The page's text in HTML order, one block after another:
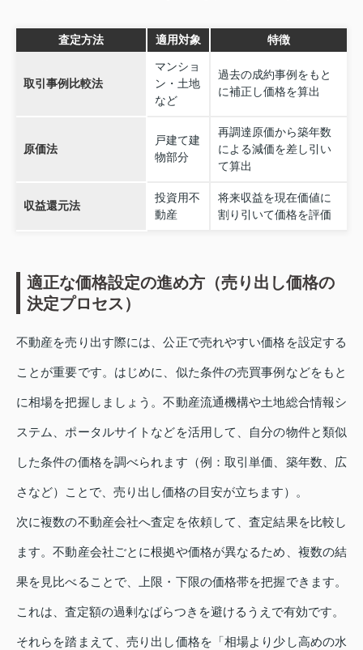
査定方法 適用対象 特徴
取引事例比較法
マンショ
ン・土地
など
過去の成約事例をもと
に補正し価格を算出
原価法
戸建て建
物部分
再調達原価から築年数
による減価を差し引い
て算出
収益還元法
投資用不
動産
将来収益を現在価値に
割り引いて価格を評価
適正な価格設定の進め方（売り出し価格の
決定プロセス）
不動産を売り出す際には、公正で売れやすい価格を設定する
ことが重要です。はじめに、似た条件の売買事例などをもと
に相場を把握しましょう。不動産流通機構や土地総合情報シ
ステム、ポータルサイトなどを活用して、自分の物件と類似
した条件の価格を調べられます（例：取引単価、築年数、広
さなど）ことで、売り出し価格の目安が立ちます）。
次に複数の不動産会社へ査定を依頼して、査定結果を比較し
ます。不動産会社ごとに根拠や価格が異なるため、複数の結
果を見比べることで、上限・下限の価格帯を把握できます。
これは、査定額の過剰なばらつきを避けるうえで有効です。
それらを踏まえて、売り出し価格を「相場より少し高めの水